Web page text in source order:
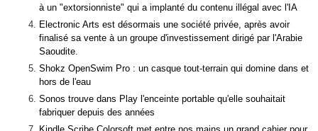
à un "extorsionniste" qui a implanté du contenu illégal avec l'IA
Electronic Arts est désormais une société privée, après avoir
finalisé sa vente à un groupe d'investissement dirigé par l'Arabie
Saoudite.
Shokz OpenSwim Pro : un casque tout-terrain qui domine dans et
hors de l'eau
Sonos trouve dans Play l'enceinte portable qu'elle souhaitait
fabriquer depuis des années